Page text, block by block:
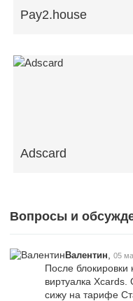
Pay2.house
Adscard
Вопросы и
Валентин 05
После блокировки
виртуалка
сижу на тарифе